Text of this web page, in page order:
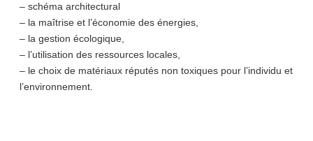
– schéma architectural
– la maîtrise et l’économie des énergies,
– la gestion écologique,
– l’utilisation des ressources locales,
– le choix de matériaux réputés non toxiques pour l’individu et
l’environnement.